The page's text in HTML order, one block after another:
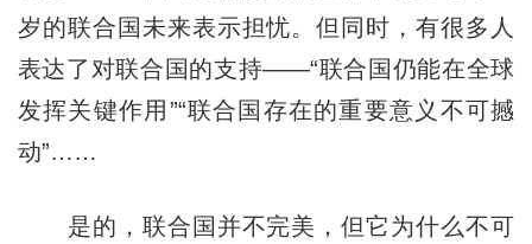
岁的联合国未来表示担忧。但同时，有很多人
表达了对联合国的支持——“联合国仍能在全球
发挥关键作用”“联合国存在的重要意义不可撼
动”……
是的，联合国并不完美，但它为什么不可